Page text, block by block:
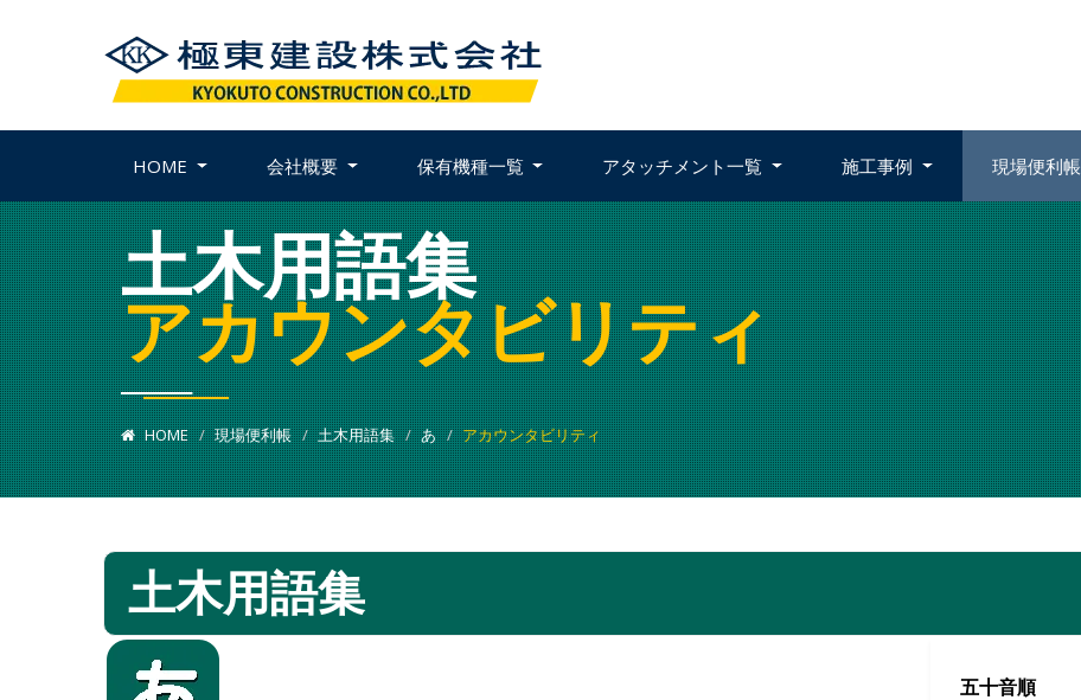
HOME 会社概要 保有機種一覧 アタッチメント一覧 施工事例 現場便利帳
土木用語集
アカウンタビリティ
HOME 現場便利帳 土木用語集 あ アカウンタビリティ
土木用語集
五十音順